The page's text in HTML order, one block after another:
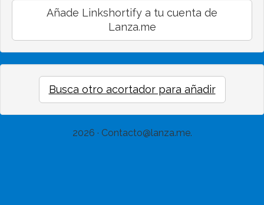
Añade Linkshortify a tu cuenta de
Lanza.me
Busca otro acortador para añadir
2026 · Contacto@lanza.me.